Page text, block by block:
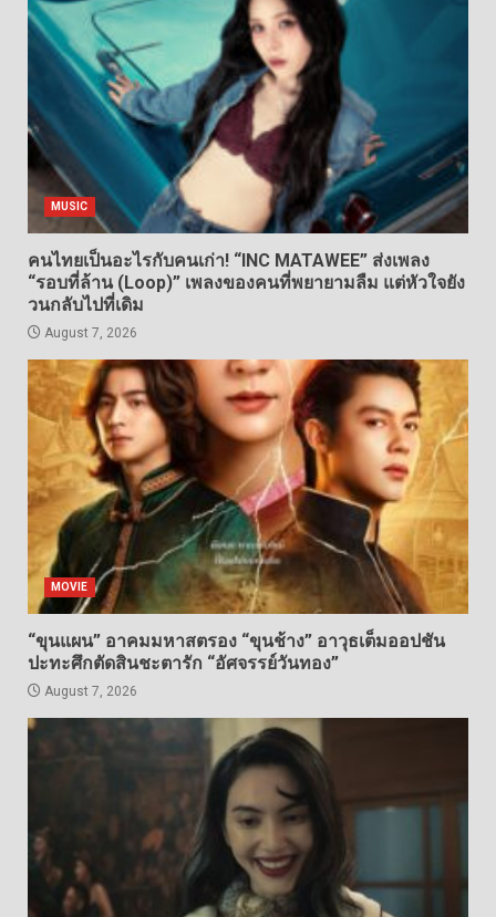
MUSIC
คนไทยเป็นอะไรกับคนเก่า! “INC MATAWEE” ส่งเพลง
“รอบที่ล้าน (Loop)” เพลงของคนที่พยายามลืม แต่หัวใจยัง
วนกลับไปที่เดิม
August 7, 2026
MOVIE
“ขุนแผน” อาคมมหาสตรอง “ขุนช้าง” อาวุธเต็มออปชัน
ปะทะศึกตัดสินชะตารัก “อัศจรรย์วันทอง”
August 7, 2026